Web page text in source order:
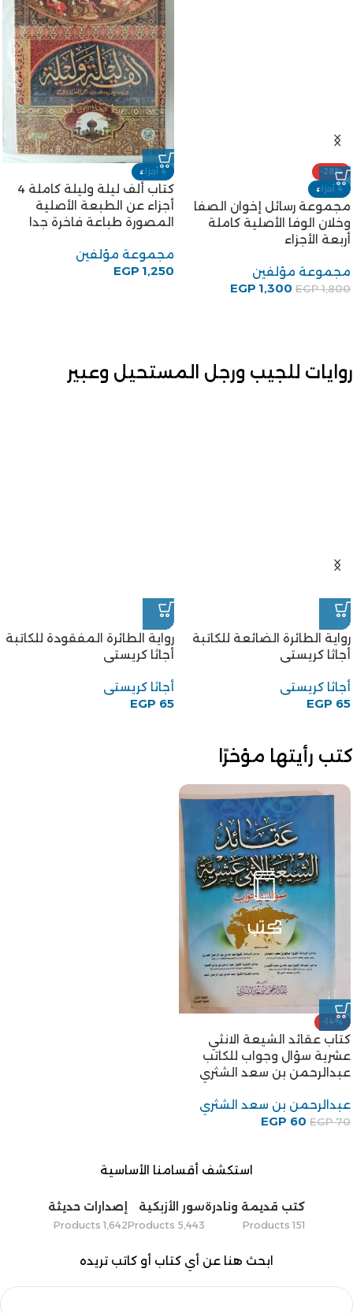
-28%
4 أجزاء
مجموعة رسائل إخوان الصفا
وخلان الوفا الأصلية كاملة
أربعة الأجزاء
مجموعة مؤلفين
EGP1,800
EGP 1,300
4 أجزاء
كتاب ألف ليلة وليلة كاملة 4
أجزاء عن الطبعة الأصلية
المصورة طباعة فاخرة جدا
مجموعة مؤلفين
EGP 1,250
روايات للجيب ورجل المستحيل وعبير
رواية الطائرة الضائعة للكاتبة
أجاثا كريستى
أجاثا كريستى
EGP 65
رواية الطائرة المفقودة للكاتبة
أجاثا كريستى
أجاثا كريستى
EGP 65
كتب رأيتها مؤخرًا
-14%
كتاب عقائد الشيعة الانثي
عشرية سؤال وجواب للكاتب
عبدالرحمن بن سعد الشثري
عبدالرحمن بن سعد الشثري
EGP70
EGP 60
استكشف أقسامنا الأساسية
كتب قديمة ونادرة
151 Products
سور الأزبكية
5٬443 Products
إصدارات حديثة
1٬642 Products
ابحث هنا عن أي كتاب أو كاتب تريده